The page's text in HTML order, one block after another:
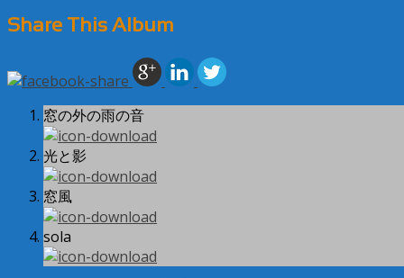
Share This Album
窓の外の雨の音
光と影
窓風
sola